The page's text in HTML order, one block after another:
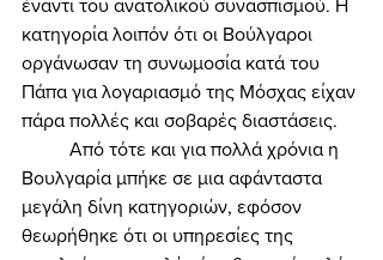
έναντι του ανατολικού συνασπισμού. Η
κατηγορία λοιπόν ότι οι Βούλγαροι
οργάνωσαν τη συνωμοσία κατά του
Πάπα για λογαριασμό της Μόσχας είχαν
πάρα πολλές και σοβαρές διαστάσεις.
Βουλγαρία μπήκε σε μια αφάνταστα
μεγάλη δίνη κατηγοριών, εφόσον
θεωρήθηκε ότι οι υπηρεσίες της